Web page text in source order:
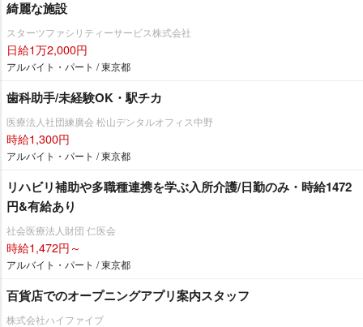
綺麗な施設
スターツファシリティーサービス株式会社
日給1万2,000円
アルバイト・パート / 東京都
歯科助手/未経験OK・駅チカ
医療法人社団練廣会 松山デンタルオフィス中野
時給1,300円
アルバイト・パート / 東京都
リハビリ補助や多職種連携を学ぶ入所介護/日勤のみ・時給1472
円&有給あり
社会医療法人財団 仁医会
時給1,472円～
アルバイト・パート / 東京都
百貨店でのオープニングアプリ案内スタッフ
株式会社ハイファイブ